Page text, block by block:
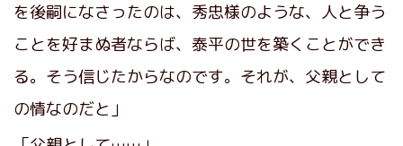
を後嗣になさったのは、秀忠様のような、人と争う
ことを好まぬ者ならば、泰平の世を築くことができ
る。そう信じたからなのです。それが、父親として
の情なのだと」